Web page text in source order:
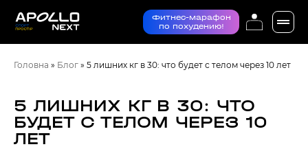
Фитнес-марафон
по похудению!
Головна » Блог » 5 лишних кг в 30: что будет с телом через 10 лет
5 ЛИШНИХ КГ В 30: ЧТО
БУДЕТ С ТЕЛОМ ЧЕРЕЗ 10
ЛЕТ